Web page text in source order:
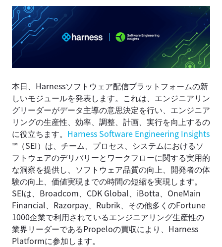
本日、Harnessソフトウェア配信プラットフォームの新
しいモジュールを発表します。これは、エンジニアリン
グリーダーがデータ主導の意思決定を行い、エンジニア
リングの生産性、効率、調整、計画、実行を向上するの
に役立ちます。 Harness Software Engineering Insights
™（SEI）は、チーム、プロセス、システムにおけるソ
フトウェアのデリバリーとワークフローに関する実用的
な洞察を提供し、ソフトウェア品質の向上、開発者の体
験の向上、価値実現までの時間の短縮を実現します。
SEIは、Broadcom、CDK Global、iBotta、OneMain
Financial、Razorpay、Rubrik、その他多くのFortune
1000企業で利用されているエンジニアリング生産性の
業界リーダーであるPropeloの買収により、Harness
Platformに参加します。